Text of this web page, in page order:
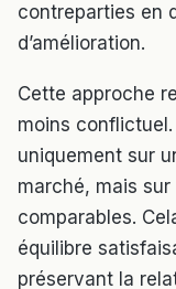
contreparties en
d’amélioration.
Cette approche
moins
uniquement sur
marché, mais
comparables.
équilibre
préservant la